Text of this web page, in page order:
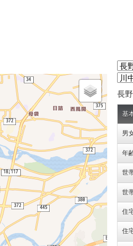
長
基
男
年
世
世
住
住